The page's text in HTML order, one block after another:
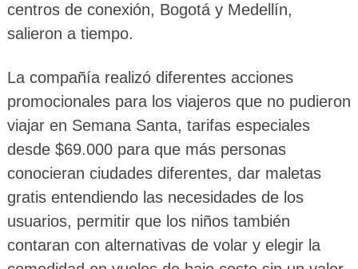
centros de conexión, Bogotá y Medellín,
salieron a tiempo.
La compañía realizó diferentes acciones
promocionales para los viajeros que no pudieron
viajar en Semana Santa, tarifas especiales
desde $69.000 para que más personas
conocieran ciudades diferentes, dar maletas
gratis entendiendo las necesidades de los
usuarios, permitir que los niños también
contaran con alternativas de volar y elegir la